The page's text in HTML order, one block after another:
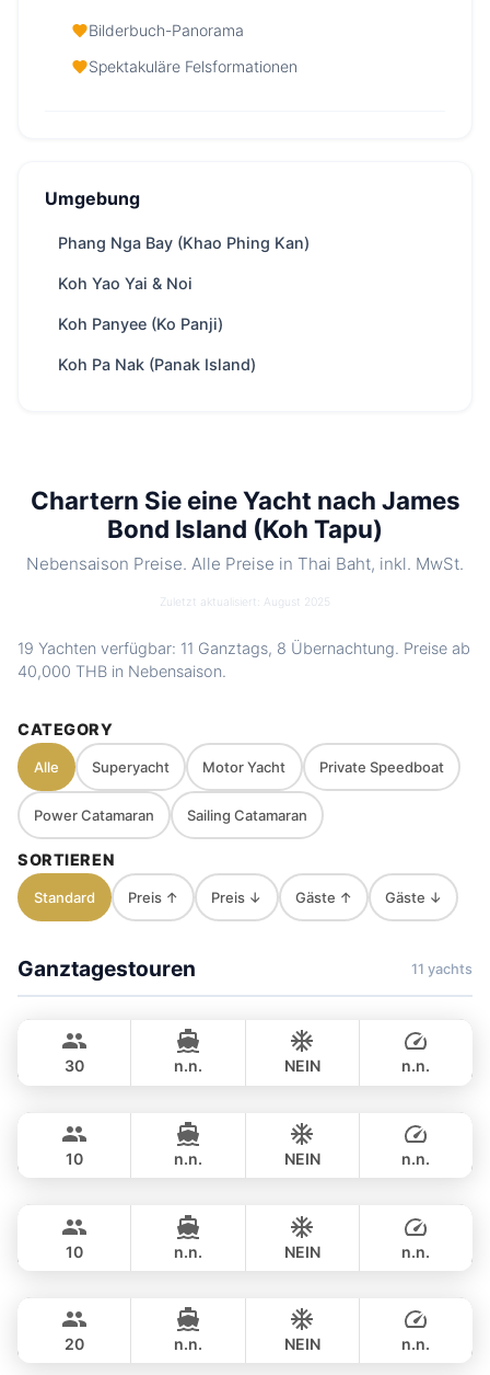
Bilderbuch-Panorama
Spektakuläre Felsformationen
Ab
Region
Yachten
Trip types
Ganztags · Übernachtung
Beste Saison
Nov – Apr
Includes
Crew, Treibstoff, Softdrinks, Snacks,
Wasserspielzeug. Optionale Speisekarten
Koh Pa Nak (Panak Island)
Charter
Private route, flexible stops and captain-
Umgebung
Phang Nga Bay (Khao Phing Kan)
Koh Yao Yai & Noi
Koh Panyee (Ko Panji)
Koh Pa Nak (Panak Island)
Chartern Sie eine Yacht nach James
Bond Island (Koh Tapu)
Nebensaison Preise. Alle Preise in Thai Baht, inkl. MwSt.
Zuletzt aktualisiert: August 2025
19 Yachten verfügbar: 11 Ganztags, 8 Übernachtung. Preise ab
40,000 THB in Nebensaison.
CATEGORY
Alle Superyacht Motor Yacht Private Speedboat
Power Catamaran Sailing Catamaran
SORTIEREN
Standard Preis ↑ Preis ↓ Gäste ↑ Gäste ↓
Ganztagestouren 11 yachts
LAGOON 47FT
Mon AmourKrabi
30 n.n. NEIN n.n.
CUSTOM BUILD 45FT
10 n.n. NEIN n.n.
CUSTOM BUILD 39FT
10 n.n. NEIN n.n.
CUSTOM BUILD 41FT
20 n.n. NEIN
n.n.